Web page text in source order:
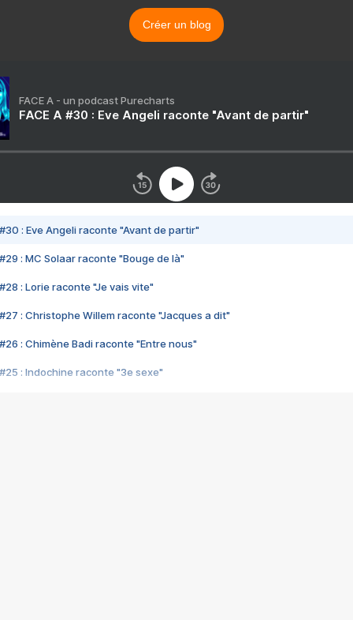
Créer un blog
FACE A - un podcast Purecharts
FACE A #30 : Eve Angeli raconte "Avant de partir"
#30 : Eve Angeli raconte "Avant de partir"
#29 : MC Solaar raconte "Bouge de là"
#28 : Lorie raconte "Je vais vite"
#27 : Christophe Willem raconte "Jacques a dit"
#26 : Chimène Badi raconte "Entre nous"
#25 : Indochine raconte "3e sexe"